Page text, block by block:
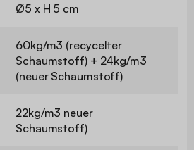
Ø5 x H 5 cm
60kg/m3 (recycelter
Schaumstoff) + 24kg/m3
(neuer Schaumstoff)
22kg/m3 neuer
Schaumstoff)